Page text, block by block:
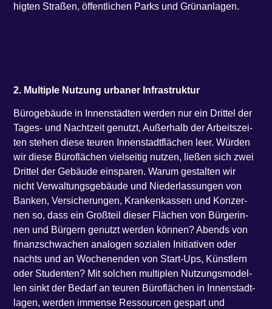
hig­ten Stra­ßen, öffent­li­chen Parks und Grünanlagen.
2. Mul­ti­ple Nut­zung urba­ner Infrastruktur
Büro­ge­bäu­de in Innen­städ­ten wer­den nur ein Drit­tel der
Tages- und Nacht­zeit genutzt, Außer­halb der Arbeits­zei­
ten ste­hen die­se teu­ren Innen­stadt­flä­chen leer. Wür­den
wir die­se Büro­flä­chen viel­sei­tig nut­zen, lie­ßen sich zwei
Drit­tel der Gebäu­de einsparen. Warum gestal­ten wir
nicht Ver­wal­tungs­ge­bäu­de und Nie­der­las­sun­gen von
Ban­ken, Ver­si­che­run­gen, Kran­ken­kas­sen und Kon­zer­
nen so, dass ein Groß­teil die­ser Flä­chen von Bür­ge­rin­
nen und Bür­gern genutzt wer­den kön­nen? Abends von
finanz­schwa­chen ana­lo­gen sozia­len Initia­ti­ven oder
nachts und an Wochen­en­den von Start-Ups, Künst­lern
oder Stu­den­ten? Mit sol­chen mul­ti­plen Nut­zungs­mo­del­
len sinkt der Bedarf an teu­ren Büro­flä­chen in Innen­stadt­
la­gen, wer­den immense Res­sour­cen gespart und